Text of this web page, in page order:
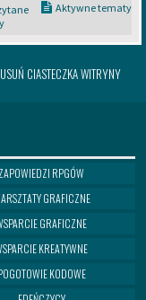
Aktywne tematy
USUŃ CIASTECZKA WITRYNY
ZAPOWIEDZI RPGÓW
GRAFICZNE
GRAFICZNE
KREATYWNE
KODOWE